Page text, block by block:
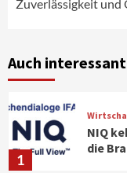
Zuverlässigkeit
Auch interessant
7
IT-
1
NIQ
die